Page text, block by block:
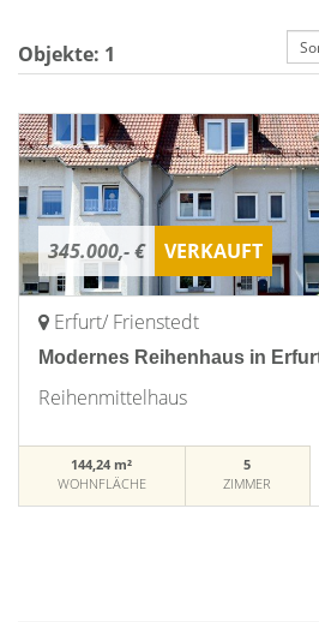
Objekte: 1
345.000,- € VERKAUFT
Erfurt/ Frienstedt
Modernes Reihenhaus in
Reihenmittelhaus
144,24 m²
WOHNFLÄCHE
5
ZIMMER